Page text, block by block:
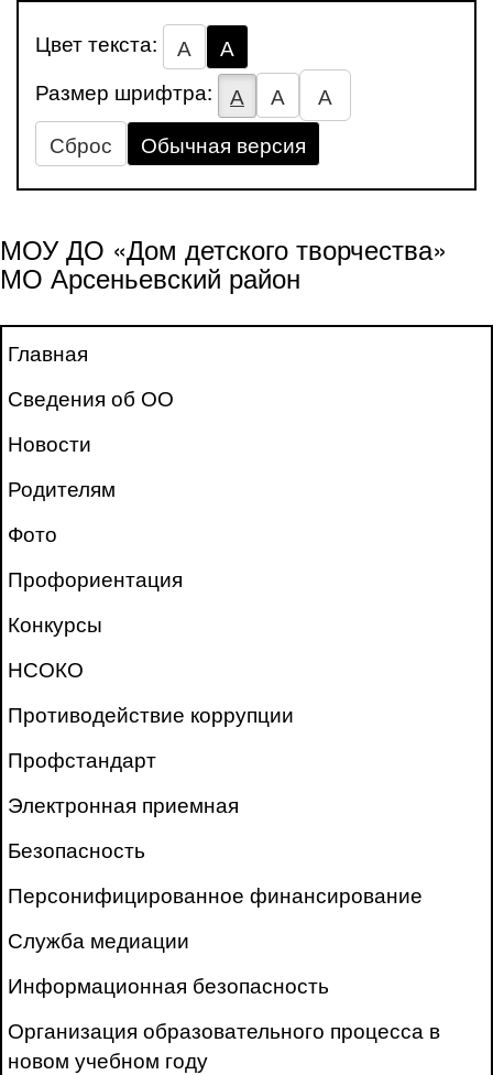
Цвет текста: А
А
Размер шрифтра:
А А
А
Сброс
Обычная версия
МОУ ДО «Дом детского творчества»
МО Арсеньевский район
Главная
Сведения об ОО
Новости
Родителям
Фото
Профориентация
Конкурсы
НСОКО
Противодействие коррупции
Профстандарт
Электронная приемная
Безопасность
Персонифицированное финансирование
Служба медиации
Информационная безопасность
Организация образовательного процесса в
новом учебном году